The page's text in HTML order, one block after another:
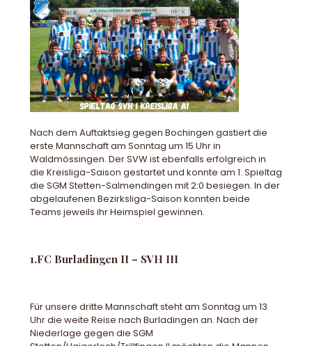
Nach dem Auftaktsieg gegen Bochingen gastiert die
erste Mannschaft am Sonntag um 15 Uhr in
Waldmössingen. Der SVW ist ebenfalls erfolgreich in
die Kreisliga-Saison gestartet und konnte am 1. Spieltag
die SGM Stetten-Salmendingen mit 2:0 besiegen. In der
abgelaufenen Bezirksliga-Saison konnten beide
Teams jeweils ihr Heimspiel gewinnen.
1.FC Burladingen II – SVH III
Für unsere dritte Mannschaft steht am Sonntag um 13
Uhr die weite Reise nach Burladingen an. Nach der
Niederlage gegen die SGM